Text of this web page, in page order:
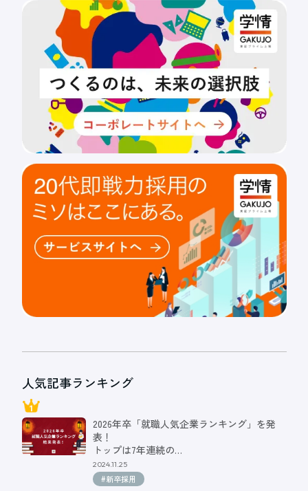
人気記事ランキング
2026年卒「就職人気企業ランキング」を発
表！
トップは7年連続の…
2024.11.25
#新卒採用